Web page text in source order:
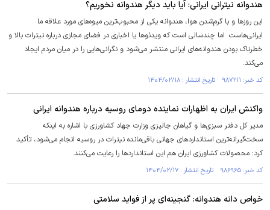
هندوانه نیترانی ایرانی: آیا باید دیگر هندوانه نخوریم؟
این روز‌ها و با گرم‌شدن هوا، هندوانه یکی از محبوب‌ترین میوه‌های مورد علاقه ما
ایرانی‌هاست. اما چندسالی است که ویدئو‌ها یا اخباری در فضای مجازی درباره نیترات بالا و
خطرناک بودن هندوانه‌های ایرانی منتشر می‌شود و نگرانی‌هایی را در میان مردم ایجاد
می‌کند.
کد خبر: ۹۸۷۲۱۱ تاریخ انتشار : ۱۴۰۴/۰۲/۱۸
واکنش ایران به اظهارات نماینده دومای روسیه درباره هندوانه ایرانی
مدیر کل دفتر سبزی‌ها و گیاهان جالیزی وزارت جهاد کشاورزی با اشاره به اینکه
سخت‌گیرانه‌ترین استاندارد‌های جهانی باقی‌مانده نیترات در روسیه انجام می‌شود، تأکید
کرد: محصولات کشاورزی ایران هم این استاندارد‌ها را رعایت می‌کنند.
کد خبر: ۹۸۶۹۶۵ تاریخ انتشار : ۱۴۰۴/۰۲/۱۷
خواص دانه هندوانه: گنجینه‌ای پر از فواید سلامتی